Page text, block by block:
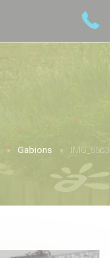
Gabions IMG_5563